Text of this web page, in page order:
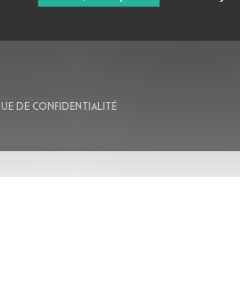
DE CONFIDENTIALITÉ